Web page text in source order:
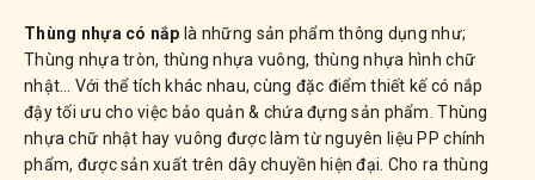
Thùng nhựa có nắp là những sản phẩm thông dụng như;
Thùng nhựa tròn, thùng nhựa vuông, thùng nhựa hình chữ
nhật… Với thể tích khác nhau, cùng đặc điểm thiết kế có nắp
đậy tối ưu cho việc bảo quản & chứa đựng sản phẩm. Thùng
nhựa chữ nhật hay vuông được làm từ nguyên liệu PP chính
phẩm, được sản xuất trên dây chuyền hiện đại. Cho ra thùng